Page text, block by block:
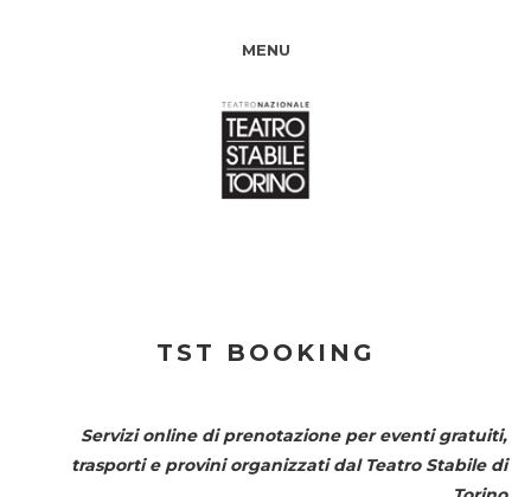
MENU
TST BOOKING
Servizi online di prenotazione per eventi gratuiti,
trasporti e provini organizzati dal Teatro Stabile di